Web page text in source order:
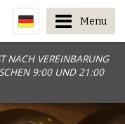
NACH VEREINBARUNG
9:00 UND 21:00
Menu